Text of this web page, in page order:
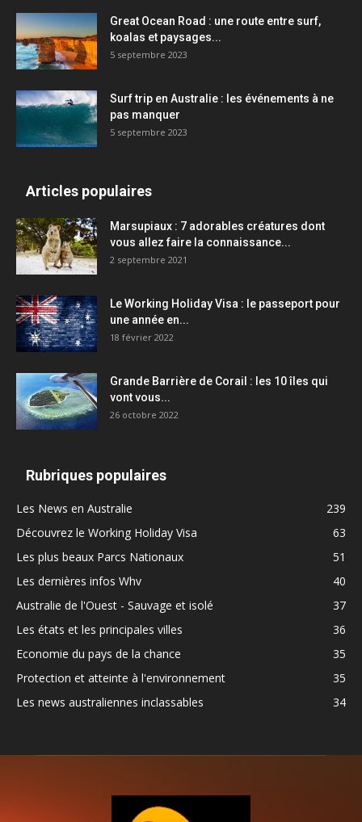
Great Ocean Road : une route entre surf,
koalas et paysages...
5 septembre 2023
Surf trip en Australie : les événements à ne
pas manquer
5 septembre 2023
Articles populaires
Marsupiaux : 7 adorables créatures dont
vous allez faire la connaissance...
2 septembre 2021
Le Working Holiday Visa : le passeport pour
une année en...
18 février 2022
Grande Barrière de Corail : les 10 îles qui
vont vous...
26 octobre 2022
Rubriques populaires
Les News en Australie
239
Découvrez le Working Holiday Visa
63
Les plus beaux Parcs Nationaux
51
Les dernières infos Whv
40
Australie de l'Ouest - Sauvage et isolé
37
Les états et les principales villes
36
Economie du pays de la chance
35
Protection et atteinte à l'environnement
35
Les news australiennes inclassables
34